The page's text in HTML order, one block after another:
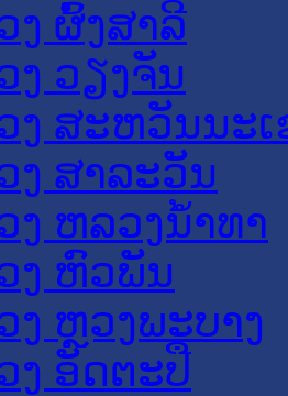
ງ ຜົ້ງສາລີ
ງ ວຽງຈັນ
ງ ສະຫວັນນະ
ງ ສາລະວັນ
ງ ຫລວງນໍ້າທາ
ງ ຫົວພັນ
ງ ຫຼວງພະບາງ
ງ ອັດຕະປື